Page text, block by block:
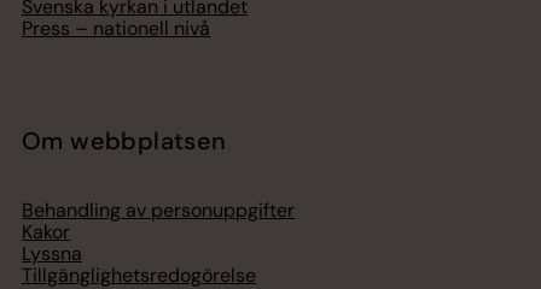
Svenska kyrkan i utlandet
Press – nationell nivå
Om webbplatsen
Behandling av personuppgifter
Kakor
Lyssna
Tillgänglighetsredogörelse